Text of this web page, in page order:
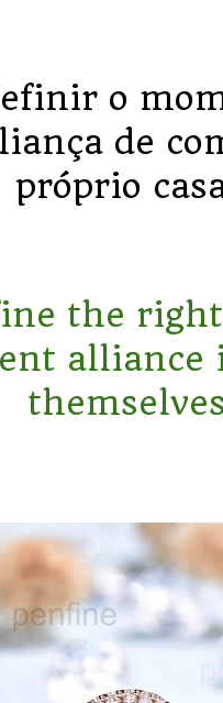
o
de
próprio
the
alliance